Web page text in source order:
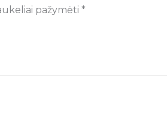
pažymėti *